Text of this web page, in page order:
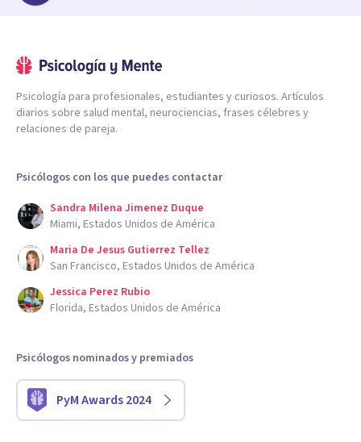
Psicología para profesionales, estudiantes y curiosos. Artículos
diarios sobre salud mental, neurociencias, frases célebres y
relaciones de pareja.
Psicólogos con los que puedes contactar
Sandra Milena Jimenez Duque
Miami, Estados Unidos de América
Maria De Jesus Gutierrez Tellez
San Francisco, Estados Unidos de América
Jessica Perez Rubio
Florida, Estados Unidos de América
Psicólogos nominados y premiados
PyM Awards 2024